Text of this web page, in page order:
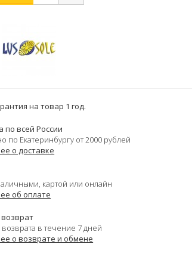
на товар 1 год.
по всей России
по Екатеринбургу от 2000 рублей
о доставке
картой или онлайн
об оплате
возврата в течение 7 дней
о возврате и обмене